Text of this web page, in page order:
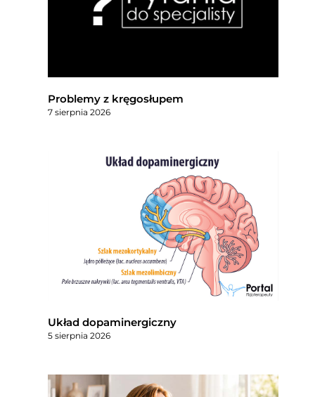
Problemy z kręgosłupem
7 sierpnia 2026
Układ dopaminergiczny
5 sierpnia 2026